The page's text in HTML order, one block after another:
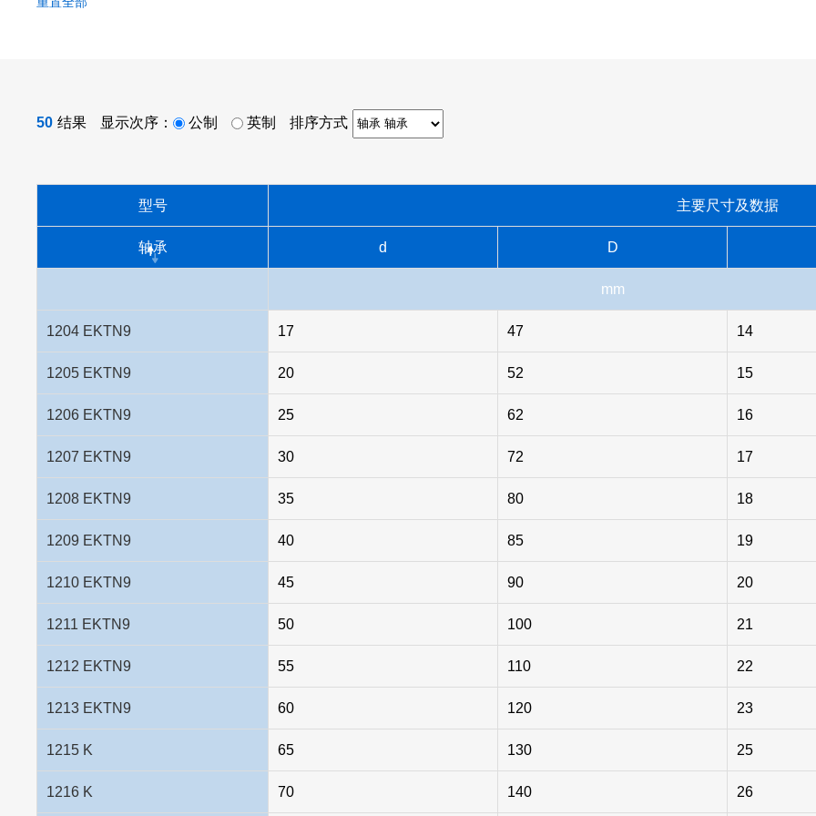
50 结果 显示次序： 公制 英制 排序方式
型号 主要尺寸及数据
轴承 d D
mm
1204 EKTN9 17 47 14
1205 EKTN9 20 52 15
1206 EKTN9 25 62 16
1207 EKTN9 30 72 17
1208 EKTN9 35 80 18
1209 EKTN9 40 85 19
1210 EKTN9 45 90 20
1211 EKTN9 50 100 21
1212 EKTN9 55 110 22
1213 EKTN9 60 120 23
1215 K 65 130 25
1216 K 70 140 26